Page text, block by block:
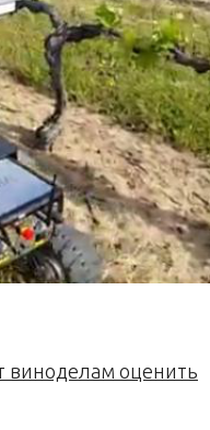
виноделам оценить